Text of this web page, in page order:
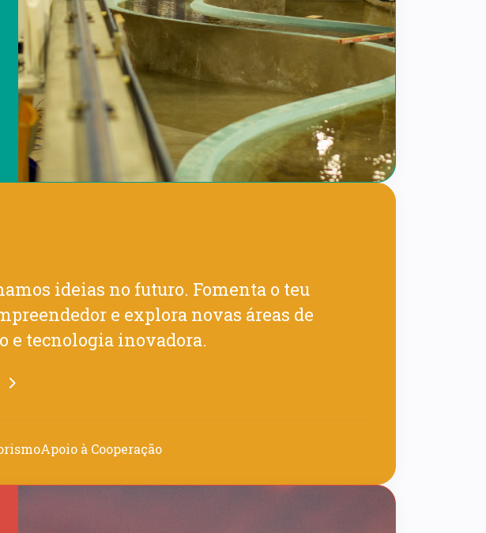
ideias no futuro. Fomenta o teu
e explora novas áreas de
e tecnologia inovadora.
Apoio à Cooperação